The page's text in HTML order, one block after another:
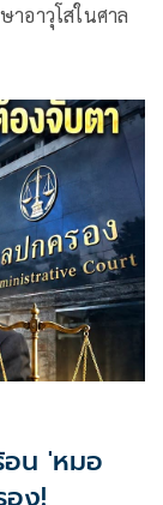
าอาวุโสในศาล
อน 'หมอ
ง!